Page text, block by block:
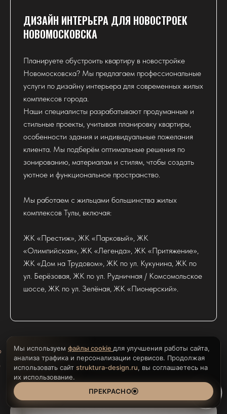
ДИЗАЙН ИНТЕРЬЕРА ДЛЯ НОВОСТРОЕК
НОВОМОСКОВСКА
Планируете обустроить квартиру в новостройке
Новомосковска? Мы предлагаем профессиональные
услуги по дизайну интерьера для современных жилых
комплексов города.
Наши специалисты разрабатывают продуманные и
стильные проекты, учитывая планировку квартиры,
особенности здания и индивидуальные пожелания
клиента. Мы подберём оптимальные решения по
зонированию, материалам и стилям, чтобы создать
уютное и функциональное пространство.
Мы работаем с жильцами большинства жилых
комплексов Тулы, включая:
ЖК «Престиж», ЖК «Парковый», ЖК
«Олимпийская», ЖК «Легенда», ЖК «Притяжение»,
ЖК «Дом на Трудовом», ЖК по ул. Кукунина, ЖК по
ул. Берёзовая, ЖК по ул. Рудничная / Комсомольское
шоссе, ЖК по ул. Зелёная, ЖК «Пионерский».
СТУДИЯ ДИЗАЙНА "STRUKTURA"
Мы используем файлы cookie для улучшения работы сайта,
анализа трафика и персонализации сервисов. Продолжая
использовать сайт struktura-design.ru, вы соглашаетесь на
их использование.
ПРЕКРАСНО